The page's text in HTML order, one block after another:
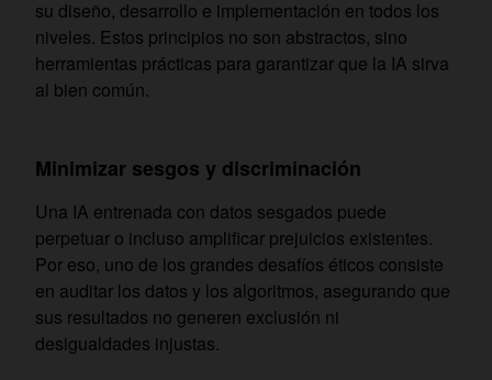
su diseño, desarrollo e implementación en todos los
niveles. Estos principios no son abstractos, sino
herramientas prácticas para garantizar que la IA sirva
al bien común.
Minimizar sesgos y discriminación
Una IA entrenada con datos sesgados puede
perpetuar o incluso amplificar prejuicios existentes.
Por eso, uno de los grandes desafíos éticos consiste
en auditar los datos y los algoritmos, asegurando que
sus resultados no generen exclusión ni
desigualdades injustas.